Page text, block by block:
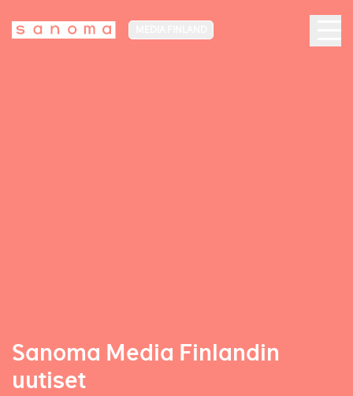
Sanoma Media Finlandin
uutiset